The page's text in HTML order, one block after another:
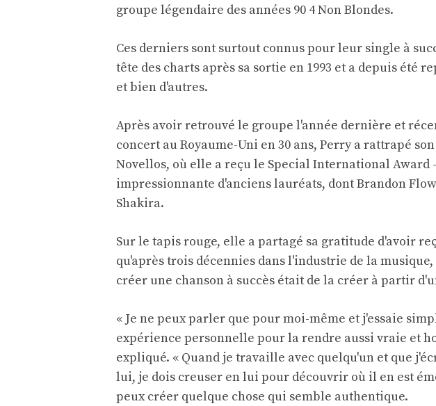
groupe légendaire des années 90 4 Non Blondes.
Ces derniers sont surtout connus pour leur single à
tête des charts après sa sortie en 1993 et ​​a depuis été
et bien d'autres.
Après avoir retrouvé le groupe l'année dernière et
concert au Royaume-Uni en 30 ans, Perry a rattrapé
Novellos, où elle a reçu le Special International Award
impressionnante d'anciens lauréats, dont Brandon
Shakira.
Sur le tapis rouge, elle a partagé sa gratitude d'avoir
qu'après trois décennies dans l'industrie de la
créer une chanson à succès était de la créer à partir
« Je ne peux parler que pour moi-même et j'essaie
expérience personnelle pour la rendre aussi vraie et
expliqué. « Quand je travaille avec quelqu'un et que
lui, je dois creuser en lui pour découvrir où il en est
peux créer quelque chose qui semble authentique.